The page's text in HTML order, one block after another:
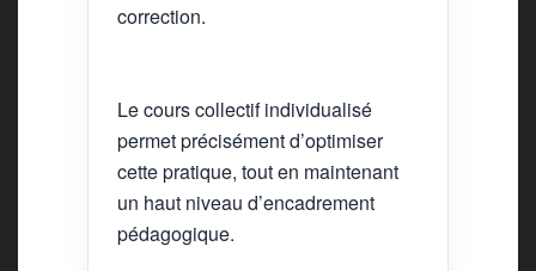
correction.
Le cours collectif individualisé
permet précisément d’optimiser
cette pratique, tout en maintenant
un haut niveau d’encadrement
pédagogique.